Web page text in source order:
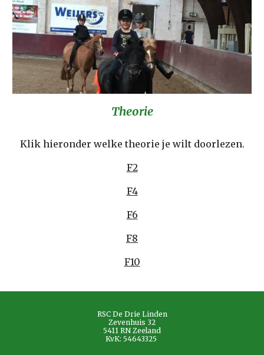
Theorie
Klik hieronder welke theorie je wilt doorlezen.
F2
F4
F6
F8
F10
RSC De Drie Linden
Zevenhuis 32
5411 RN Zeeland
KvK: 54643325